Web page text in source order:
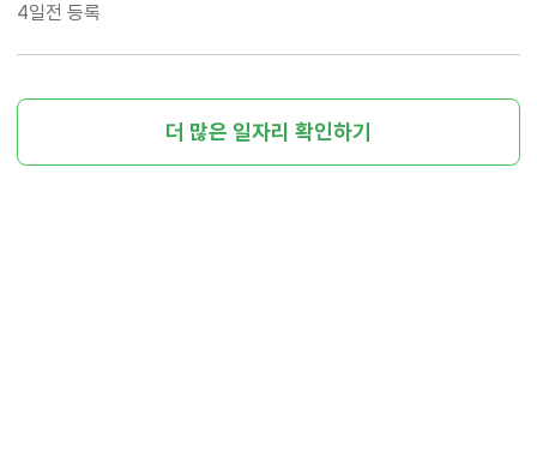
4일전 등록
더 많은 일자리 확인하기